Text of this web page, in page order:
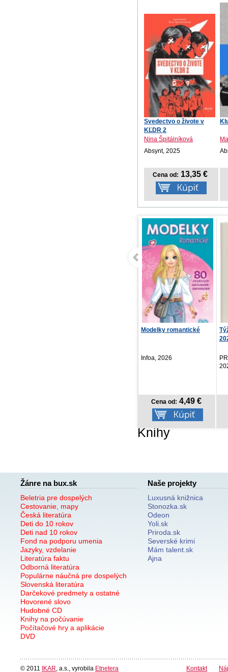
Svedectvo o živote v
KĽDR 2
Nina Špitálníková
Absynt, 2025
Cena od: 13,35 €
Týždenný diár Ponza
PRESCOGROUP SK,
Cena od: 5,97 €
Knihy
Žánre na bux.sk
Beletria pre dospelých
Cestovanie, mapy
Česká literatúra
Deti do 10 rokov
Deti nad 10 rokov
Fond na podporu umenia
Jazyky, vzdelanie
Literatúra faktu
Odborná literatúra
Populárne náučná pre dospelých
Slovenská literatúra
Darčekové predmety a ostatné
Hovorené slovo
Hudobné CD
Knihy na počúvanie
Počítačové hry a aplikácie
DVD
Naše projekty
Luxusná knižnica
Stonozka.sk
Odeon
Yoli.sk
Priroda.sk
Severské krimi
Mám talent.sk
Ajna
© 2011 IKAR , a.s., vyrobila Etnetera Kontakt